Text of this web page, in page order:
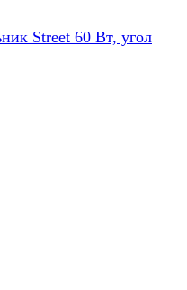
Street 60 Вт, угол